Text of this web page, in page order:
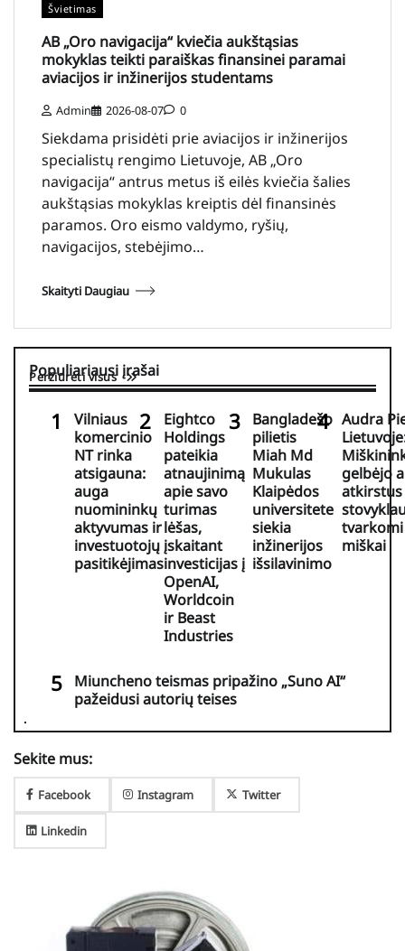
Švietimas
AB „Oro navigacija“ kviečia aukštąsias
mokyklas teikti paraiškas finansinei paramai
aviacijos ir inžinerijos studentams
Admin 2026-08-07 0
Siekdama prisidėti prie aviacijos ir inžinerijos
specialistų rengimo Lietuvoje, AB „Oro
navigacija“ antrus metus iš eilės kviečia šalies
aukštąsias mokyklas kreiptis dėl finansinės
paramos. Oro eismo valdymo, ryšių,
navigacijos, stebėjimo…
Skaityti Daugiau
Populiariausi įrašai
Peržiūrėti visus
Vilniaus
komercinio
NT rinka
atsigauna:
auga
nuomininkų
aktyvumas ir
investuotojų
pasitikėjimas
Eightco
Holdings
pateikia
atnaujinimą
apie savo
turimas
lėšas,
įskaitant
investicijas į
OpenAI,
Worldcoin
ir Beast
Industries
Bangladešo
pilietis
Miah Md
Mukulas
Klaipėdos
universitete
siekia
inžinerijos
išsilavinimo
Audra
gelbėjo
atkirstus
tvarkomi
miškai
Miuncheno teismas pripažino „Suno AI“
pažeidusi autorių teises
Sekite mus:
Facebook Instagram Twitter
Linkedin